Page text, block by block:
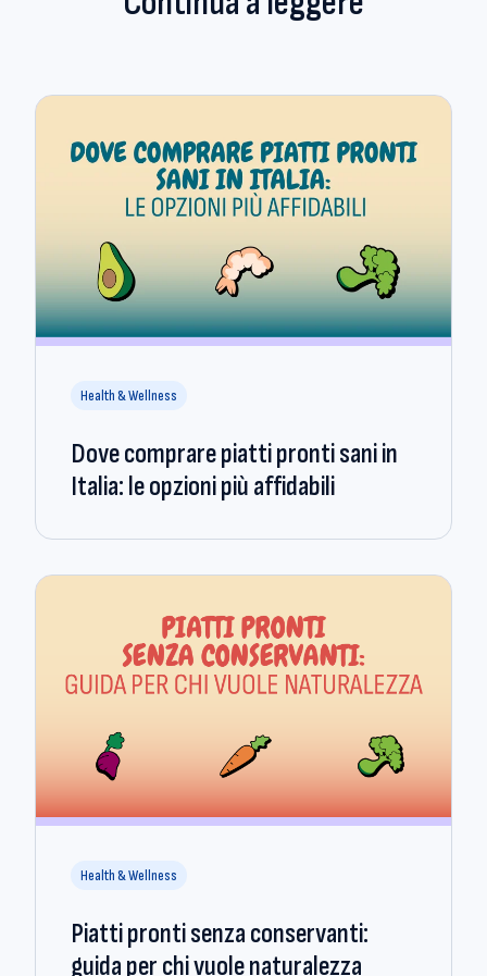
Health & Wellness
Dove comprare piatti pronti sani in
Italia: le opzioni più affidabili
Health & Wellness
Piatti pronti senza conservanti:
guida per chi vuole naturalezza